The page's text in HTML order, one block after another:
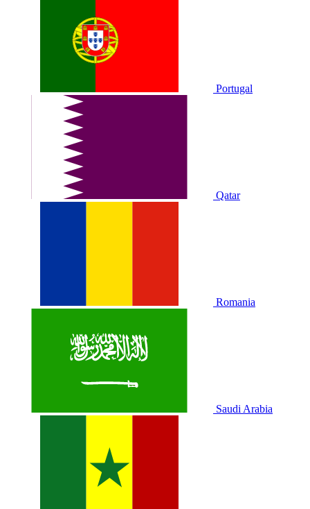
Portugal
Qatar
Romania
Saudi Arabia